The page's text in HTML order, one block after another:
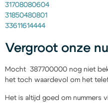
31708080604
31850480801
33611614444
Vergroot onze
Mocht 387700000 nog niet
het toch waardevol om het
Het is altijd goed om nummers